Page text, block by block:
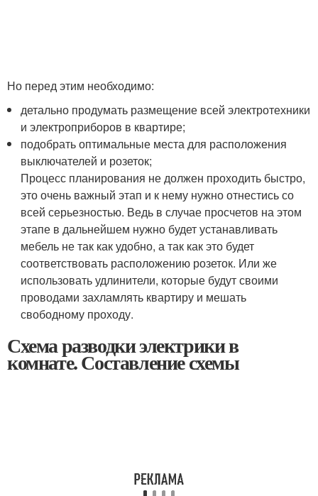
Но перед этим необходимо:
детально продумать размещение всей электротехники
и электроприборов в квартире;
подобрать оптимальные места для расположения
выключателей и розеток;
Процесс планирования не должен проходить быстро,
это очень важный этап и к нему нужно отнестись со
всей серьезностью. Ведь в случае просчетов на этом
этапе в дальнейшем нужно будет устанавливать
мебель не так как удобно, а так как это будет
соответствовать расположению розеток. Или же
использовать удлинители, которые будут своими
проводами захламлять квартиру и мешать
свободному проходу.
Схема разводки электрики в
комнате. Составление схемы